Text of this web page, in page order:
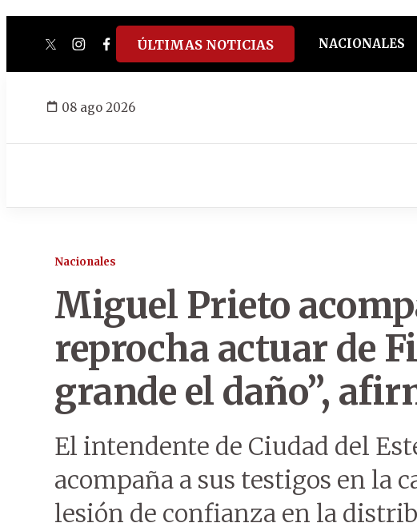
twitterinstagram
facebook
tiktokyoutube
spotify
ÚLTIMAS NOTICIAS NACIONALES
08 ago 2026
Nacionales
Miguel Prieto
reprocha actuar de
grande el daño”,
El intendente de Ciudad del
acompaña a sus testigos en la
lesión de confianza en la